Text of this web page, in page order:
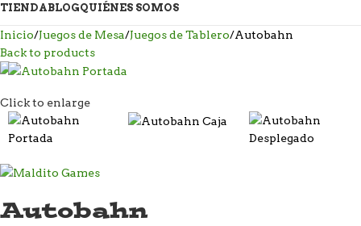
TIENDABLOGQUIÉNES SOMOS
Inicio Juegos de Mesa Juegos de Tablero Autobahn
Back to products
Click to enlarge
Autobahn